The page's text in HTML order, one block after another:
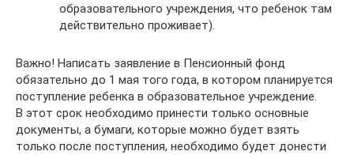
образовательного учреждения, что ребенок там
действительно проживает).
Важно! Написать заявление в Пенсионный фонд
обязательно до 1 мая того года, в котором планируется
поступление ребенка в образовательное учреждение.
В этот срок необходимо принести только основные
документы, а бумаги, которые можно будет взять
только после поступления, необходимо будет донести